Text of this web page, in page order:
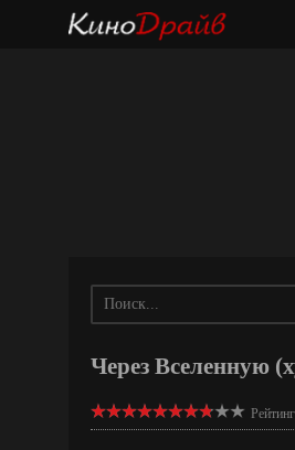
Через Вселенную